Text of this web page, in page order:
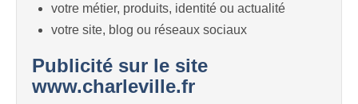
votre métier, produits, identité ou actualité
votre site, blog ou réseaux sociaux
Publicité sur le site
www.charleville.fr